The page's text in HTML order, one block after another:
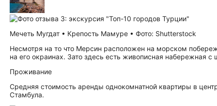
Мечеть Мугдат • Крепость Мамуре • Фото: Shutterstock
Несмотря на то что Мерсин расположен на морском
на его окраинах. Зато здесь есть живописная набережная
Проживание
Средняя стоимость аренды однокомнатной квартиры в
Стамбула.